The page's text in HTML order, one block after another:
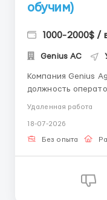
обучим)
1000-2000$ /
Genius AС
Компания Genius
должность
каждый голос. Обязанности: Ты будешь вести
переписку на
Удаленная работа
18-07-2026
Без опыта